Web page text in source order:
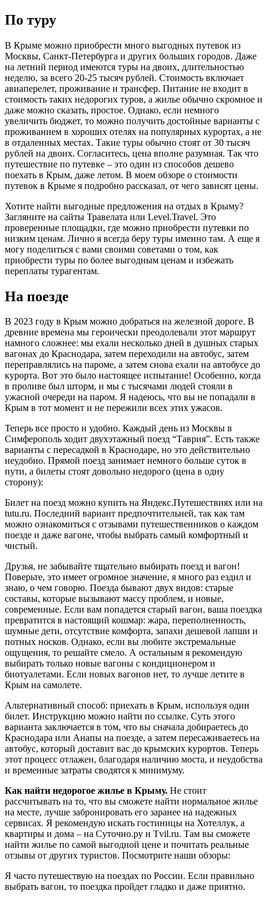
По туру
В Крыме можно приобрести много выгодных путевок из
Москвы, Санкт-Петербурга и других больших городов. Даже
на летний период имеются туры на двоих, длительностью
неделю, за всего 20-25 тысяч рублей. Стоимость включает
авиаперелет, проживание и трансфер. Питание не входит в
стоимость таких недорогих туров, а жилье обычно скромное и
даже можно сказать, простое. Однако, если немного
увеличить бюджет, то можно получить достойные варианты с
проживанием в хороших отелях на популярных курортах, а не
в отдаленных местах. Такие туры обычно стоят от 30 тысяч
рублей на двоих. Согласитесь, цена вполне разумная. Так что
путешествие по путевке – это один из способов дешево
поехать в Крым, даже летом. В моем обзоре о стоимости
путевок в Крыме я подробно рассказал, от чего зависят цены.
Хотите найти выгодные предложения на отдых в Крыму?
Загляните на сайты Травелата или Level.Travel. Это
проверенные площадки, где можно приобрести путевки по
низким ценам. Лично я всегда беру туры именно там. А еще я
могу поделиться с вами своими советами о том, как
приобрести туры по более выгодным ценам и избежать
переплаты турагентам.
На поезде
В 2023 году в Крым можно добраться на железной дороге. В
древние времена мы героически преодолевали этот маршрут
намного сложнее: мы ехали несколько дней в душных старых
вагонах до Краснодара, затем переходили на автобус, затем
переправлялись на пароме, а затем снова ехали на автобусе до
курорта. Вот это было настоящее испытание! Особенно, когда
в проливе был шторм, и мы с тысячами людей стояли в
ужасной очереди на паром. Я надеюсь, что вы не попадали в
Крым в тот момент и не пережили всех этих ужасов.
Теперь все просто и удобно. Каждый день из Москвы в
Симферополь ходит двухэтажный поезд “Таврия”. Есть также
варианты с пересадкой в Краснодаре, но это действительно
неудобно. Прямой поезд занимает немного больше суток в
пути, а билеты стоят довольно недорого (цена в одну
сторону):
Билет на поезд можно купить на Яндекс.Путешествиях или на
tutu.ru. Последний вариант предпочтительней, так как там
можно ознакомиться с отзывами путешественников о каждом
поезде и даже вагоне, чтобы выбрать самый комфортный и
чистый.
Друзья, не забывайте тщательно выбирать поезд и вагон!
Поверьте, это имеет огромное значение, я много раз ездил и
знаю, о чем говорю. Поезда бывают двух видов: старые
составы, которые вызывают массу проблем, и новые,
современные. Если вам попадется старый вагон, ваша поездка
превратится в настоящий кошмар: жара, переполненность,
шумные дети, отсутствие комфорта, запахи дешевой лапши и
потных носков. Однако, если вы любите экстремальные
ощущения, то решайте смело. А остальным я рекомендую
выбирать только новые вагоны с кондиционером и
биотуалетами. Если новых вагонов нет, то лучше летите в
Крым на самолете.
Альтернативный способ: приехать в Крым, используя один
билет. Инструкцию можно найти по ссылке. Суть этого
варианта заключается в том, что вы сначала добираетесь до
Краснодара или Анапы на поезде, а затем пересаживаетесь на
автобус, который доставит вас до крымских курортов. Теперь
этот процесс отлажен, благодаря наличию моста, и неудобства
и временные затраты сводятся к минимуму.
Как найти недорогое жилье в Крыму. Не стоит
рассчитывать на то, что вы сможете найти нормальное жилье
на месте, лучше забронировать его заранее на надежных
сервисах. Я рекомендую искать гостиницы на Хотеллук, а
квартиры и дома – на Суточно.ру и Tvil.ru. Там вы сможете
найти жилье по самой выгодной цене и почитать реальные
отзывы от других туристов. Посмотрите наши обзоры:
Я часто путешествую на поездах по России. Если правильно
выбрать вагон, то поездка пройдет гладко и даже приятно.